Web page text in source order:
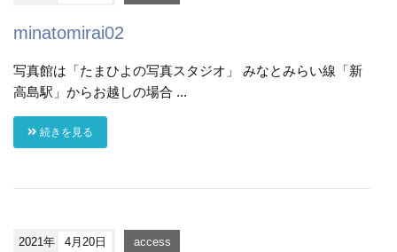
minatomirai02
写真館は「たまひよの写真スタジオ」 みなとみらい線「新
高島駅」からお越しの場合 ...
続きを見る
2021年 4月20日 access